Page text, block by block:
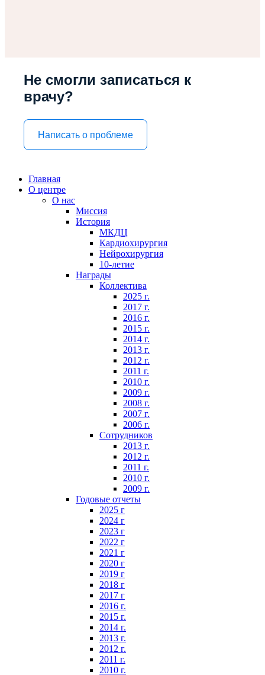
Не смогли записаться к
врачу?
Написать о проблеме
Главная
О центре
О нас
Миссия
История
МКДЦ
Кардиохирургия
Нейрохирургия
10-летие
Награды
Коллектива
2025 г.
2017 г.
2016 г.
2015 г.
2014 г.
2013 г.
2012 г.
2011 г.
2010 г.
2009 г.
2008 г.
2007 г.
2006 г.
Сотрудников
2013 г.
2012 г.
2011 г.
2010 г.
2009 г.
Годовые отчеты
2025 г
2024 г
2023 г
2022 г
2021 г
2020 г
2019 г
2018 г
2017 г
2016 г.
2015 г.
2014 г.
2013 г.
2012 г.
2011 г.
2010 г.